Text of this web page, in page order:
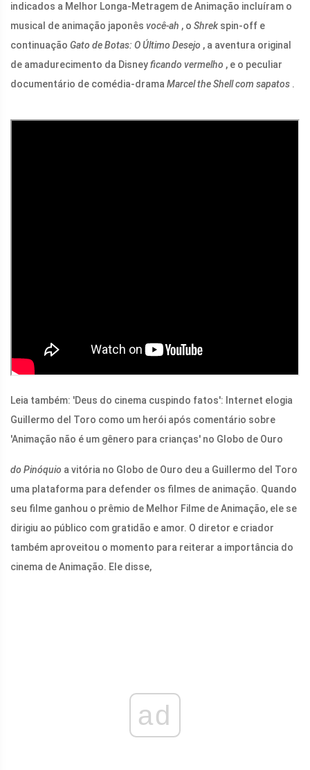
indicados a Melhor Longa-Metragem de Animação incluíram o
musical de animação japonês você-ah , o Shrek spin-off e
continuação Gato de Botas: O Último Desejo , a aventura original
de amadurecimento da Disneyficando vermelho , e o peculiar
documentário de comédia-drama Marcel the Shell com sapatos .
Leia também: 'Deus do cinema cuspindo fatos': Internet elogia
Guillermo del Toro como um herói após comentário sobre
'Animação não é um gênero para crianças' no Globo de Ouro
do Pinóquio a vitória no Globo de Ouro deu a Guillermo del Toro
uma plataforma para defender os filmes de animação. Quando
seu filme ganhou o prêmio de Melhor Filme de Animação, ele se
dirigiu ao público com gratidão e amor. O diretor e criador
também aproveitou o momento para reiterar a importância do
cinema de Animação. Ele disse,
ad